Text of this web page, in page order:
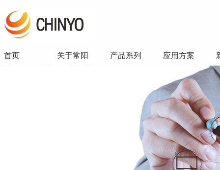
首页 关于常阳 产品系列 应用方案